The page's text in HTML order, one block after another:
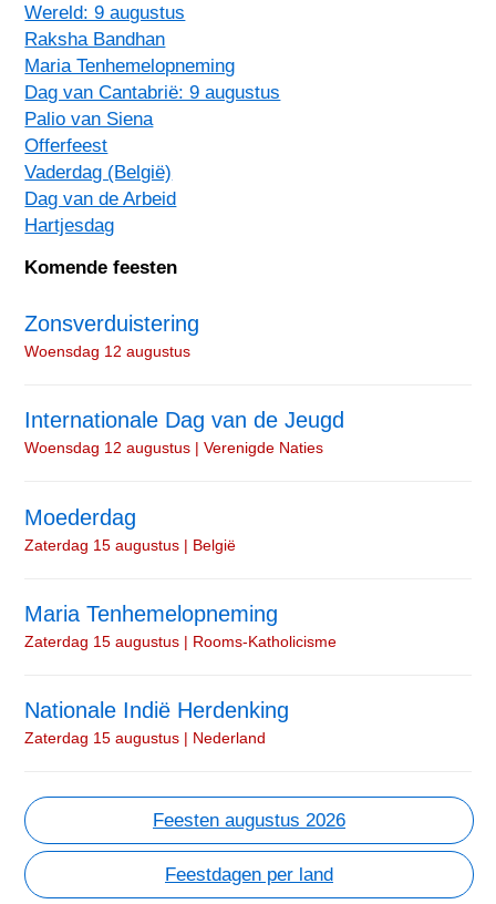
Wereld: 9 augustus
Raksha Bandhan
Maria Tenhemelopneming
Dag van Cantabrië: 9 augustus
Palio van Siena
Offerfeest
Vaderdag (België)
Dag van de Arbeid
Hartjesdag
Komende feesten
Zonsverduistering
Woensdag 12 augustus
Internationale Dag van de Jeugd
Woensdag 12 augustus | Verenigde Naties
Moederdag
Zaterdag 15 augustus | België
Maria Tenhemelopneming
Zaterdag 15 augustus | Rooms-Katholicisme
Nationale Indië Herdenking
Zaterdag 15 augustus | Nederland
Feesten augustus 2026
Feestdagen per land